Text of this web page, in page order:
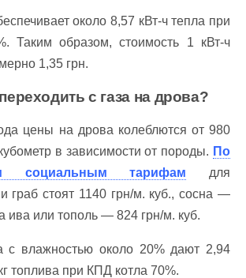
около 8,57 кВт-ч тепла при
Таким образом, стоимость 1 кВт-ч
1,35 грн.
с газа на дрова?
цены на дрова колеблются от 980
в зависимости от породы. По
социальным тарифам для
граб стоят 1140 грн/м. куб., сосна —
ива или тополь — 824 грн/м. куб.
с влажностью около 20% дают 2,94
топлива при КПД котла 70%.